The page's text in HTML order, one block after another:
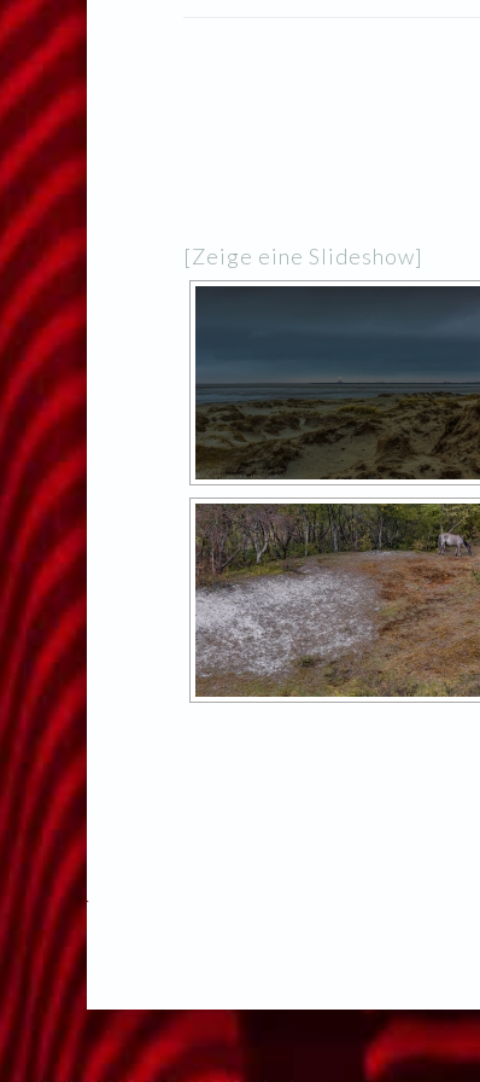
[Zeige eine Slideshow]